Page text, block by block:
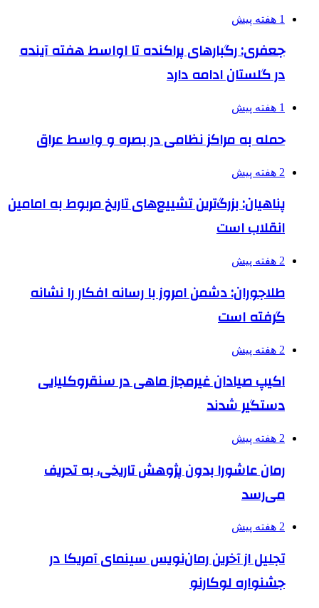
1 هفته پیش
جعفری: رگبارهای پراکنده تا اواسط هفته آینده
در گلستان ادامه دارد
1 هفته پیش
حمله به مراکز نظامی در بصره و واسط عراق
2 هفته پیش
پناهیان: بزرگ‌ترین تشییع‌های تاریخ مربوط به امامین
انقلاب است
2 هفته پیش
طلاجوران: دشمن امروز با رسانه افکار را نشانه
گرفته است
2 هفته پیش
اکیپ صیادان غیرمجاز ماهی در سنقروکلیایی
دستگیر شدند
2 هفته پیش
رمان عاشورا بدون پژوهش تاریخی، به تحریف
می‌رسد
2 هفته پیش
تجلیل از آخرین رمان‌نویس سینمای آمریکا در
جشنواره لوکارنو